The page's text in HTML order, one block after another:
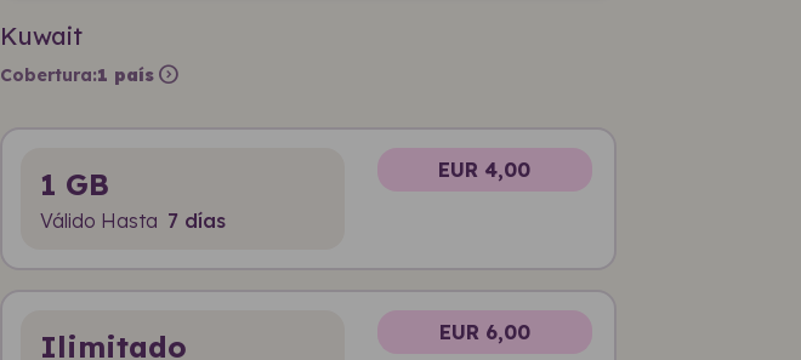
Kuwait
Cobertura:1 país expand_circle_right
1 GB
Válido Hasta 7 días
EUR 4,00
Ilimitado EUR 6,00